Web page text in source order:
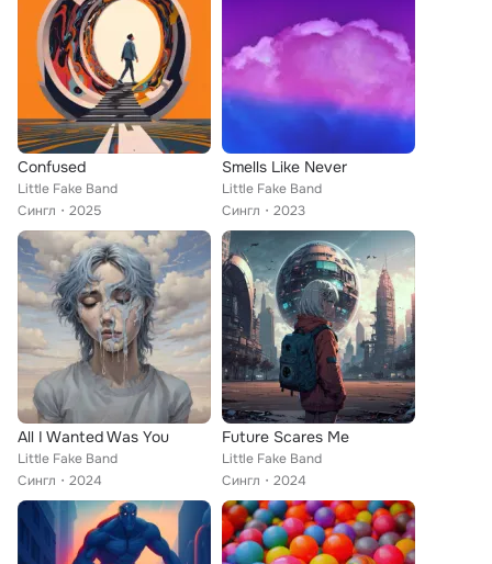
Confused
Little Fake Band
Сингл
2025
Smells Like Never
Little Fake Band
Сингл
2023
All I Wanted Was You
Little Fake Band
Сингл
2024
Future Scares Me
Little Fake Band
Сингл
2024